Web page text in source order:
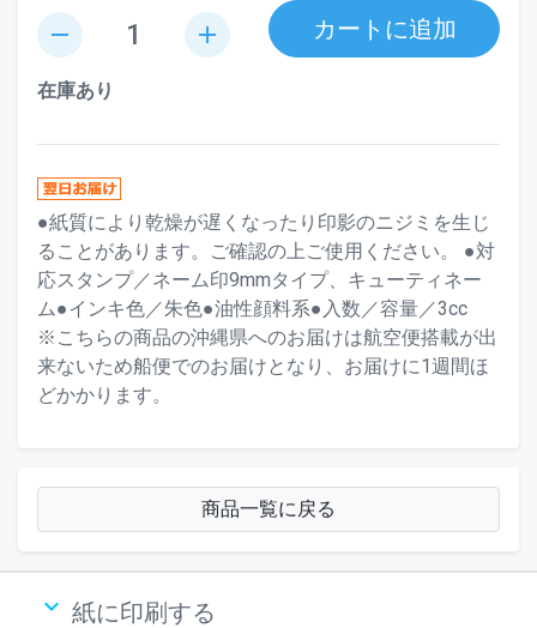
remove add カートに追加
在庫あり
●紙質により乾燥が遅くなったり印影のニジミを生じ
ることがあります。ご確認の上ご使用ください。 ●対
応スタンプ／ネーム印9mmタイプ、キューティネー
ム●インキ色／朱色●油性顔料系●入数／容量／3cc
※こちらの商品の沖縄県へのお届けは航空便搭載が出
来ないため船便でのお届けとなり、お届けに1週間ほ
どかかります。
商品一覧に戻る
keyboard_arrow_down 紙に印刷する